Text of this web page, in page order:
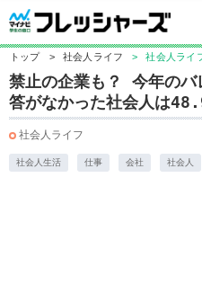
トップ > 社会人ライフ > 社会人ライ
禁止の企業も？ 今年のバ
答がなかった社会人は
社会人ライフ
社会人生活 仕事 会社 社会人